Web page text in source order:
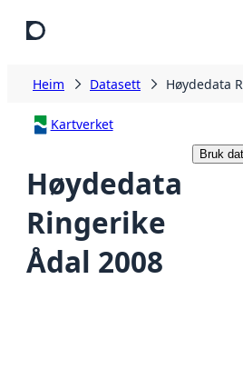
Heim Datasett Høydedata
Kartverket
Høydedata
Ringerike
Ådal 2008
Bruk